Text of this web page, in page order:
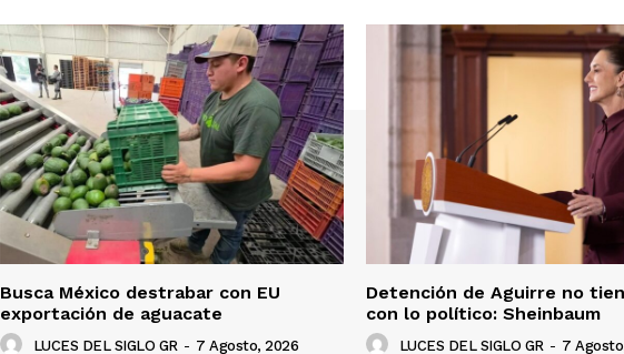
Busca México destrabar con EU
exportación de aguacate
LUCES DEL SIGLO GR - 7 Agosto, 2026
Detención de Aguirre no
con lo político: Sheinbaum
LUCES DEL SIGLO GR - 7